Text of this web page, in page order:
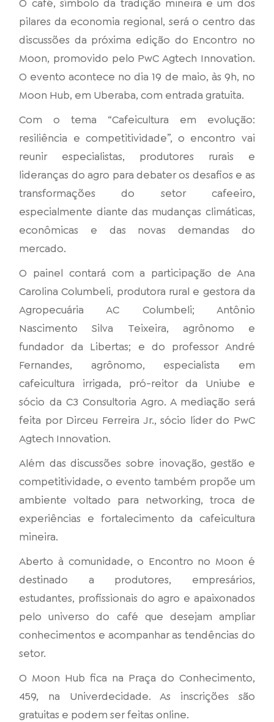
O café, símbolo da tradição mineira e um dos
pilares da economia regional, será o centro das
discussões da próxima edição do Encontro no
Moon, promovido pelo PwC Agtech Innovation.
O evento acontece no dia 19 de maio, às 9h, no
Moon Hub, em Uberaba, com entrada gratuita.
Com o tema “Cafeicultura em evolução:
resiliência e competitividade”, o encontro vai
reunir especialistas, produtores rurais e
lideranças do agro para debater os desafios e as
transformações do setor cafeeiro,
especialmente diante das mudanças climáticas,
econômicas e das novas demandas do
mercado.
O painel contará com a participação de Ana
Carolina Columbeli, produtora rural e gestora da
Agropecuária AC Columbeli; Antônio
Nascimento Silva Teixeira, agrônomo e
fundador da Libertas; e do professor André
Fernandes, agrônomo, especialista em
cafeicultura irrigada, pró-reitor da Uniube e
sócio da C3 Consultoria Agro. A mediação será
feita por Dirceu Ferreira Jr., sócio líder do PwC
Agtech Innovation.
Além das discussões sobre inovação, gestão e
competitividade, o evento também propõe um
ambiente voltado para networking, troca de
experiências e fortalecimento da cafeicultura
mineira.
Aberto à comunidade, o Encontro no Moon é
destinado a produtores, empresários,
estudantes, profissionais do agro e apaixonados
pelo universo do café que desejam ampliar
conhecimentos e acompanhar as tendências do
setor.
O Moon Hub fica na Praça do Conhecimento,
459, na Univerdecidade. As inscrições são
gratuitas e podem ser feitas online.